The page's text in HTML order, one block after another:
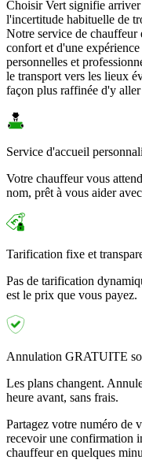
Choisir Vert signifie arriver
l'incertitude habituelle de
Notre service de chauffeur
confort et d'une
personnelles et
le transport vers les lieux
façon plus raffinée d'y
Service d'accueil
Votre chauffeur vous
nom, prêt à vous aider
Tarification fixe et
Pas de tarification
est le prix que vous payez.
Annulation GRATUITE
Les plans changent.
heure avant, sans frais.
Partagez votre numéro de
recevoir une confirmation
chauffeur en quelques